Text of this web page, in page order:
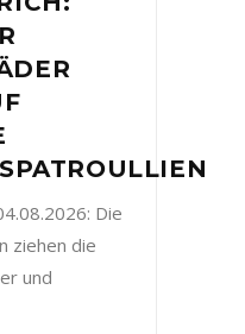
Die
ziehen die
und